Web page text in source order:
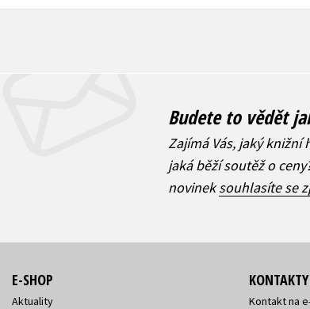
Budete to vědět
Zajímá Vás, jaký knižní
jaká běží soutěž o
novineksouhlasíte se
E-SHOP
Aktuality
KONTAKTY
Kontakt na